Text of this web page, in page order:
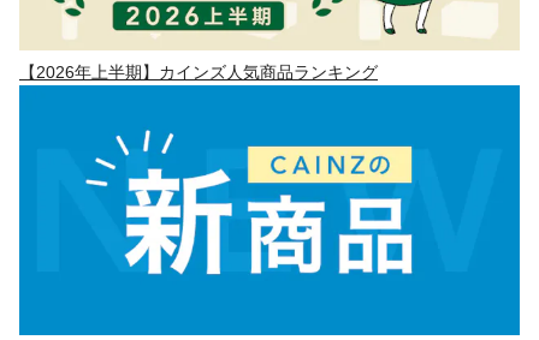
【2026年上半期】カインズ人気商品ランキング